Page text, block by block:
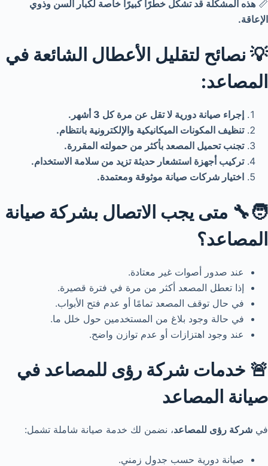
📏 هذه المشكلة قد تشكل خطرًا كبيرًا خاصة لكبار السن وذوي
الإعاقة.
💡 نصائح لتقليل الأعطال الشائعة في
المصاعد:
إجراء صيانة دورية لا تقل عن مرة كل 3 أشهر.
تنظيف المكونات الميكانيكية والإلكترونية بانتظام.
تجنب تحميل المصعد بأكثر من حمولته المقررة.
تركيب أجهزة استشعار حديثة تزيد من سلامة الاستخدام.
اختيار شركات صيانة موثوقة ومعتمدة.
🧑‍🔧 متى يجب الاتصال بشركة صيانة
المصاعد؟
عند صدور أصوات غير معتادة.
إذا تعطل المصعد أكثر من مرة في فترة قصيرة.
في حال توقف المصعد تمامًا أو عدم فتح الأبواب.
في حالة وجود بلاغ من المستخدمين حول خلل ما.
عند وجود اهتزازات أو عدم توازن واضح.
🚨 خدمات شركة رؤى للمصاعد في
صيانة المصاعد
في شركة رؤى للمصاعد، نضمن لك خدمة صيانة شاملة تشمل:
صيانة دورية حسب جدول زمني.